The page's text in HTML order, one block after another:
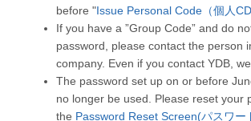
before "Issue Personal Code（個人CD
If you have a ”Group Code” and do
password, please contact the person
company. Even if you contact YDB,
The password set up on or before
no longer be used. Please reset your
the Password Reset Screen(パスワー